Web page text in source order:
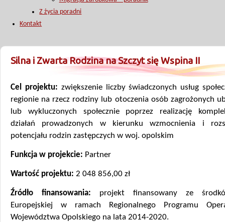
Z życia poradni
Kontakt
Silna i Zwarta Rodzina na Szczyt się Wspina II
Cel projektu: zwiększenie liczby świadczonych usług
regionie na rzecz rodziny lub otoczenia osób zagrożonych
lub wykluczonych społecznie poprzez realizację
działań prowadzonych w kierunku wzmocnienia i
potencjału rodzin zastępczych w woj. opolskim
Funkcja w projekcie: Partner
Wartość projektu: 2 048 856,00 zł
Źródło finansowania: projekt finansowany ze
Europejskiej w ramach Regionalnego Programu
Województwa Opolskiego na lata 2014-2020.